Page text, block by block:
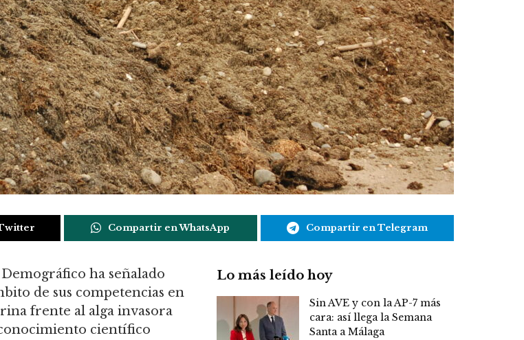
Compartir en WhatsApp Compartir en Telegram
ha señalado
de sus competencias en
frente al alga invasora
científico
Lo más leído hoy
Sin AVE y con la AP-7 más
cara: así llega la Semana
Santa a Málaga